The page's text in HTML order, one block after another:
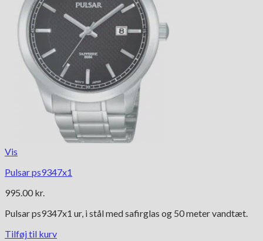
Vis
Pulsar ps9347x1
995.00 kr.
Pulsar ps9347x1 ur, i stål med safirglas og 50 meter vandtæt.
Tilføj til kurv